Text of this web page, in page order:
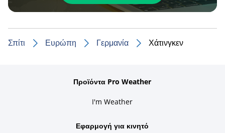
Σπίτι Ευρώπη Γερμανία Χάτινγκεν
Προϊόντα Pro Weather
I'm Weather
Εφαρμογή για κινητό